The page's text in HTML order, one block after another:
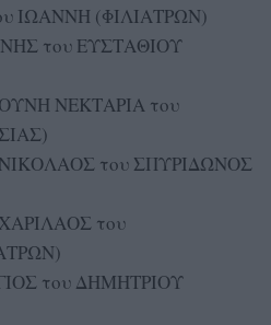
ΙΩΑΝΝΗ (ΦΙΛΙΑΤΡΩΝ)
του ΕΥΣΤΑΘΙΟΥ
ΝΕΚΤΑΡΙΑ του
του ΣΠΥΡΙΔΩΝΟΣ
του
του ΔΗΜΗΤΡΙΟΥ